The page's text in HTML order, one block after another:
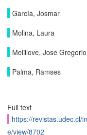
García, Josmar
Molina, Laura
Melillove, Jose Gregorio
Palma, Ramses
Full text
https://revistas.udec.cl/
e/view/8702